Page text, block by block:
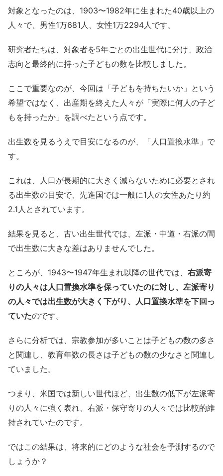
対象となったのは、1903〜1982年に生まれた40歳以上の
人々で、男性1万681人、女性1万2294人です。
研究者たちは、対象者を5年ごとの出生世代に分け、政治
志向と最終的に持った子どもの数を比較しました。
ここで重要なのが、今回は「子どもを持ちたいか」という
希望ではなく、出産期を終えた人々が「実際に何人の子ど
もを持ったか」を調べたという点です。
出生数を見るうえで目安になるのが、「人口置換水準」で
す。
これは、人口が長期的に大きく減らないために必要とされ
る出生数の目安で、先進国では一般に1人の女性あたり約
2.1人とされています。
結果を見ると、古い出生世代では、左派・中道・右派の間
で出生数に大きな差はありませんでした。
ところが、1943〜1947年生まれ以降の世代では、 右派寄
りの人々は人口置換水準を保っていたのに対し、左派寄り
の人々では出生数が大きく下がり、人口置換水準を下回っ
ていたのです。
さらに分析では、宗教参加が多いことは子どもの数の多さ
と関連し、教育年数の長さは子どもの数の少なさと関連し
ていました。
つまり、米国では新しい世代ほど、出生数の低下が左派寄
りの人々に強く表れ、右派・保守寄りの人々では比較的維
持されていたのです。
ではこの結果は、将来的にどのような社会を予測するので
しょうか？